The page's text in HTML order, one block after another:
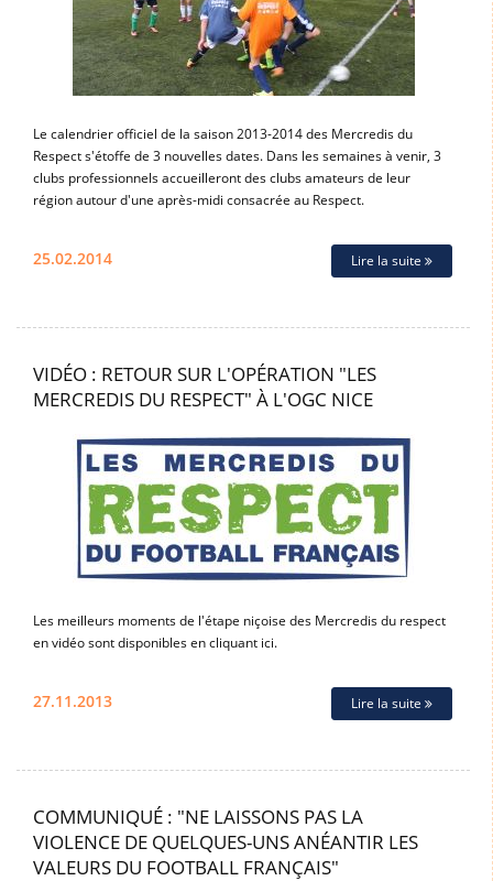
Le calendrier officiel de la saison 2013-2014 des Mercredis du
Respect s'étoffe de 3 nouvelles dates. Dans les semaines à venir, 3
clubs professionnels accueilleront des clubs amateurs de leur
région autour d'une après-midi consacrée au Respect.
25.02.2014 Lire la suite
VIDÉO : RETOUR SUR L'OPÉRATION "LES
MERCREDIS DU RESPECT" À L'OGC NICE
Les meilleurs moments de l'étape niçoise des Mercredis du respect
en vidéo sont disponibles en cliquant ici.
27.11.2013 Lire la suite
COMMUNIQUÉ : "NE LAISSONS PAS LA
VIOLENCE DE QUELQUES-UNS ANÉANTIR LES
VALEURS DU FOOTBALL FRANÇAIS"